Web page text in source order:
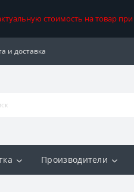
стоимость на товар
и доставка
Производители